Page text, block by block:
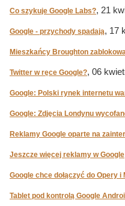
Co szykuje Google Labs?, 21
Google - przychody spadają, 17
Mieszkańcy Broughton
Twitter w ręce Google?, 06
Google: Polski rynek internetu
Google: Zdjęcia Londynu
Reklamy Google oparte na
Jeszcze więcej reklamy w Google
Google chce dołączyć do Opery i
Tablet pod kontrolą Google